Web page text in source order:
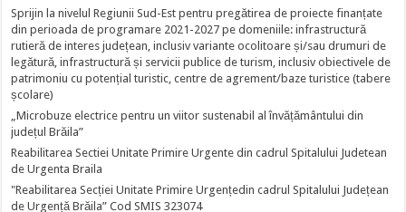
Sprijin la nivelul Regiunii Sud-Est pentru pregătirea de proiecte finanțate
din perioada de programare 2021-2027 pe domeniile: infrastructură
rutieră de interes județean, inclusiv variante ocolitoare și/sau drumuri de
legătură, infrastructură și servicii publice de turism, inclusiv obiectivele de
patrimoniu cu potențial turistic, centre de agrement/baze turistice (tabere
școlare)
„Microbuze electrice pentru un viitor sustenabil al învățământului din
județul Brăila”
Reabilitarea Sectiei Unitate Primire Urgente din cadrul Spitalului Judetean
de Urgenta Braila
"Reabilitarea Secției Unitate Primire Urgențedin cadrul Spitalului Județean
de Urgență Brăila” Cod SMIS 323074